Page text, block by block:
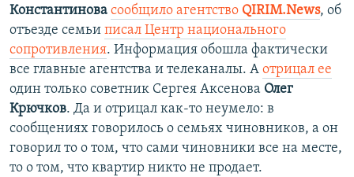
Константинова сообщило агентство QIRIM.News, об
отъезде семьи писал Центр национального
сопротивления. Информация обошла фактически
все главные агентства и телеканалы. А отрицал ее
один только советник Сергея Аксенова Олег
Крючков. Да и отрицал как-то неумело: в
сообщениях говорилось о семьях чиновников, а он
говорил то о том, что сами чиновники все на месте,
то о том, что квартир никто не продает.